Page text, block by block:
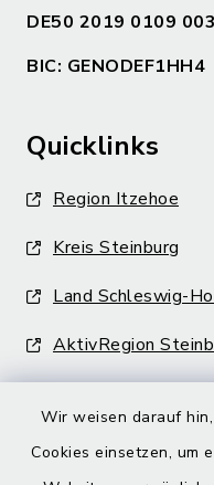
Wir weisen darauf
Cookies einsetzen, um
DE50 2019 0109
BIC: GENODEF1HH4
Quicklinks
Region Itzehoe
Kreis Steinburg
Land Schleswig-
AktivRegion